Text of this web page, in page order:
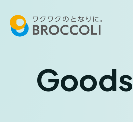
Goods